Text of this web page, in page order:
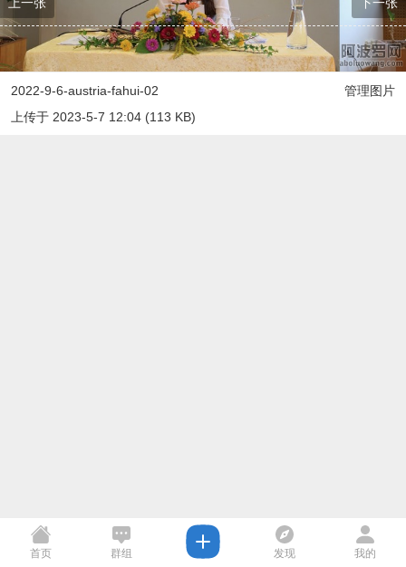
管理图片
2022-9-6-austria-fahui-02
上传于 2023-5-7 12:04 (113 KB)
首页 群组 发现 我的